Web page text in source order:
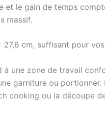
et le gain de temps
massif.
cm, suffisant pour
à une zone de travail
garniture ou
cooking ou la découpe